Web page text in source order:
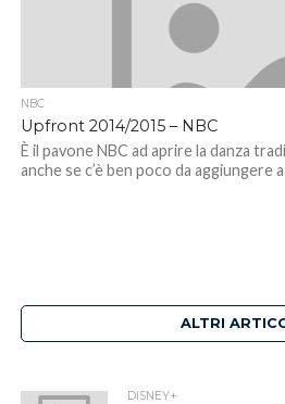
NBC
Upfront 2014/2015 – NBC
È il pavone NBC ad aprire la danza
anche se c’è ben poco da aggiungere
ALTRI
DISNEY+